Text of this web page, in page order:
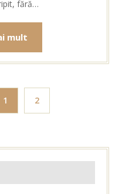
fără…
mult
1 2